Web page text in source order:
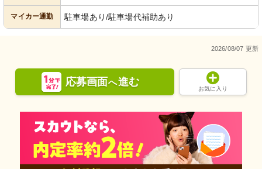
マイカー通勤 駐車場あり/駐車場代補助あり
2026/08/07 更新
応募画面へ進む
お気に入り